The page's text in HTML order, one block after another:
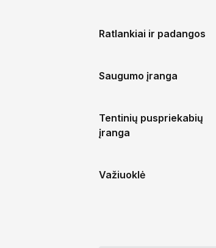
Ratlankiai ir padangos
Saugumo įranga
Tentinių puspriekabių
įranga
Važiuoklė